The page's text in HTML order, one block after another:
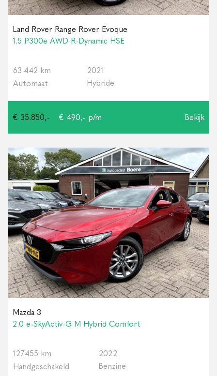
Land Rover Range Rover Evoque
1.5 P300e AWD R-Dynamic HSE
63.442 km
2021
Automaat
Hybride
€ 35.850,- € 490,- p/m Bekijk
Mazda 3
2.0 e-SkyActiv-G M Hybrid Comfort
127.455 km
2022
Handgeschakeld
Benzine